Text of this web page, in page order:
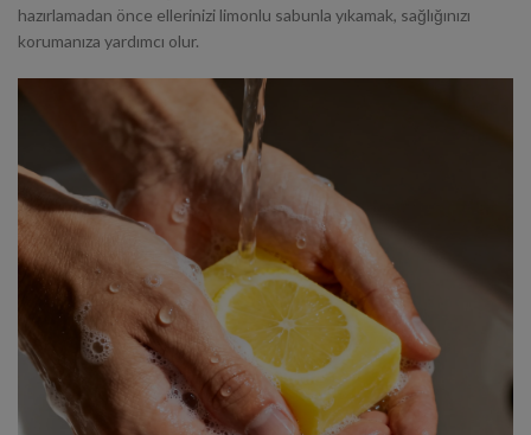
hazırlamadan önce ellerinizi limonlu sabunla yıkamak, sağlığınızı
korumanıza yardımcı olur.